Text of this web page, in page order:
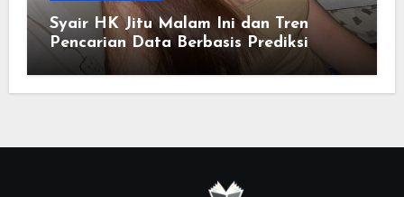
Syair HK Jitu Malam Ini dan Tren
Pencarian Data Berbasis Prediksi